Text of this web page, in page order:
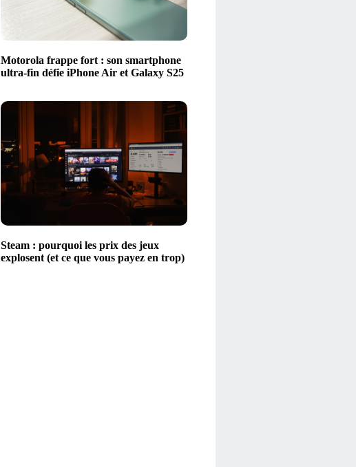
Motorola frappe fort : son smartphone
ultra-fin défie iPhone Air et Galaxy S25
Steam : pourquoi les prix des jeux
explosent (et ce que vous payez en trop)